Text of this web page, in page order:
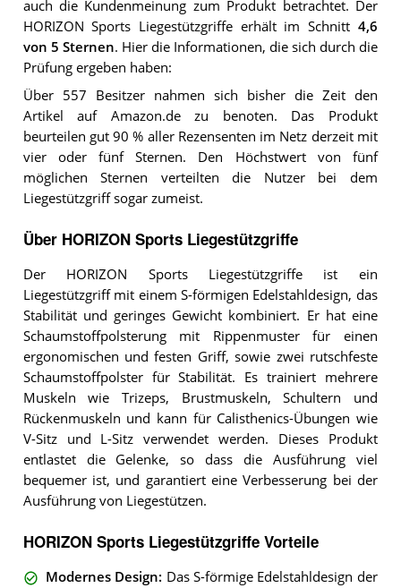
auch die Kundenmeinung zum Produkt betrachtet. Der
HORIZON Sports Liegestützgriffe erhält im Schnitt 4,6
von 5 Sternen. Hier die Informationen, die sich durch die
Prüfung ergeben haben:
Über 557 Besitzer nahmen sich bisher die Zeit den
Artikel auf Amazon.de zu benoten. Das Produkt
beurteilen gut 90 % aller Rezensenten im Netz derzeit mit
vier oder fünf Sternen. Den Höchstwert von fünf
möglichen Sternen verteilten die Nutzer bei dem
Liegestützgriff sogar zumeist.
Über HORIZON Sports Liegestützgriffe
Der HORIZON Sports Liegestützgriffe ist ein
Liegestützgriff mit einem S-förmigen Edelstahldesign, das
Stabilität und geringes Gewicht kombiniert. Er hat eine
Schaumstoffpolsterung mit Rippenmuster für einen
ergonomischen und festen Griff, sowie zwei rutschfeste
Schaumstoffpolster für Stabilität. Es trainiert mehrere
Muskeln wie Trizeps, Brustmuskeln, Schultern und
Rückenmuskeln und kann für Calisthenics-Übungen wie
V-Sitz und L-Sitz verwendet werden. Dieses Produkt
entlastet die Gelenke, so dass die Ausführung viel
bequemer ist, und garantiert eine Verbesserung bei der
Ausführung von Liegestützen.
HORIZON Sports Liegestützgriffe Vorteile
Modernes Design: Das S-förmige Edelstahldesign der